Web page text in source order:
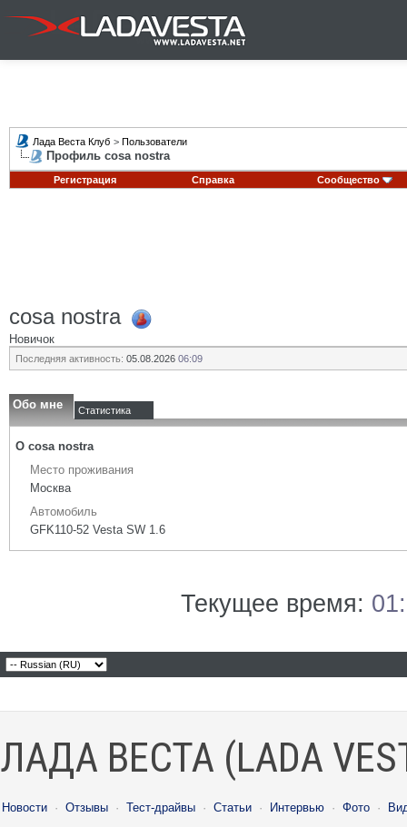
Лада Веста Клуб > Пользователи
Профиль cosa nostra
Регистрация Справка Сообщество
cosa nostra
Новичок
Последняя активность: 05.08.2026 06:09
Обо мне Статистика
О cosa nostra
Место проживания
Москва
Автомобиль
GFK110-52 Vesta SW 1.6
Текущее время:
ЛАДА ВЕСТА (LADA
Новости · Отзывы · Тест-драйвы · Статьи · Интервью · Фото ·